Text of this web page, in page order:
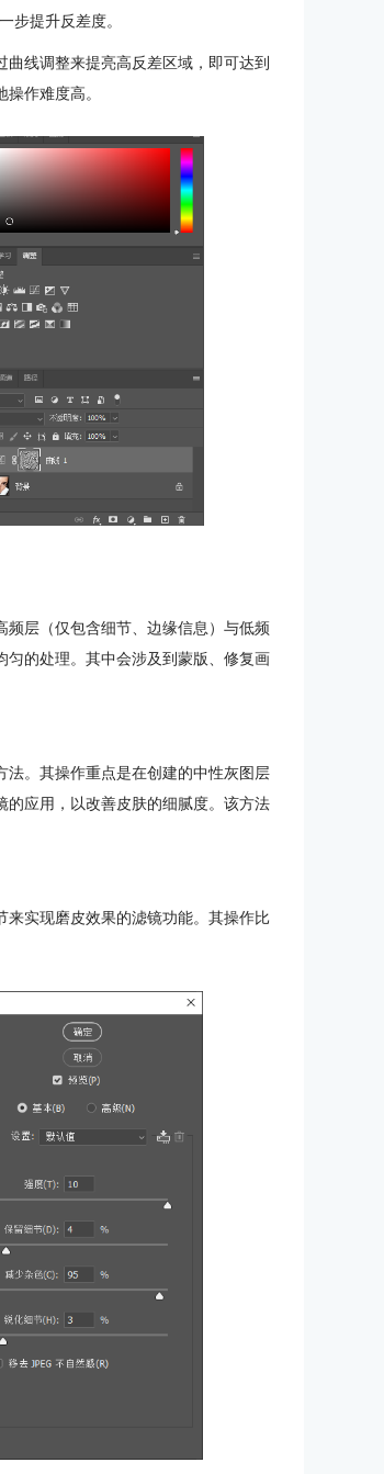
步提升反差度。
线调整来提亮高反差区域，即可达到
作难度高。
频层（仅包含细节、边缘信息）与低频
匀的处理。其中会涉及到蒙版、修复画
法。其操作重点是在创建的中性灰图层
的应用，以改善皮肤的细腻度。该方法
实现磨皮效果的滤镜功能。其操作比